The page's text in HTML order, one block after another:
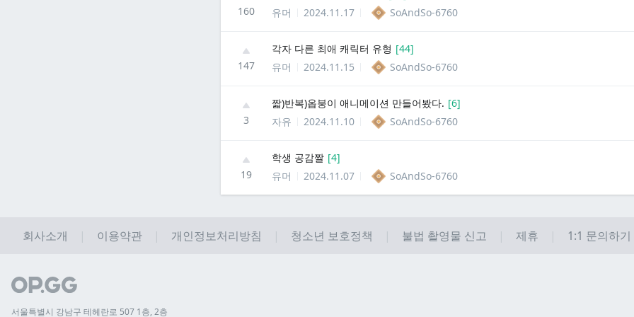
160
유머
2024.11.17 SoAndSo-6760
147
각자 다른 최애 캐릭터 유형 [44]
유머
2024.11.15 SoAndSo-6760
3
짧)반복)옵붕이 애니메이션 만들어봤다. [6]
자유
2024.11.10 SoAndSo-6760
19
학생 공감짤 [4]
유머
2024.11.07 SoAndSo-6760
회사소개 이용약관 개인정보처리방침 청소년 보호정책 불법 촬영물 신고 제휴 1:1 문의하기
서울특별시 강남구 테헤란로 507 1층, 2층